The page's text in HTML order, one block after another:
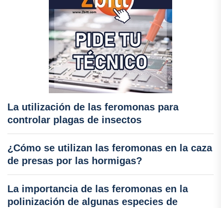
La utilización de las feromonas para
controlar plagas de insectos
¿Cómo se utilizan las feromonas en la caza
de presas por las hormigas?
La importancia de las feromonas en la
polinización de algunas especies de